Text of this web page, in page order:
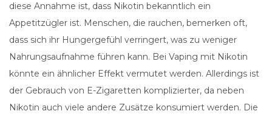
diese Annahme ist, dass Nikotin bekanntlich ein
Appetitzügler ist. Menschen, die rauchen, bemerken oft,
dass sich ihr Hungergefühl verringert, was zu weniger
Nahrungsaufnahme führen kann. Bei Vaping mit Nikotin
könnte ein ähnlicher Effekt vermutet werden. Allerdings ist
der Gebrauch von E-Zigaretten komplizierter, da neben
Nikotin auch viele andere Zusätze konsumiert werden. Die